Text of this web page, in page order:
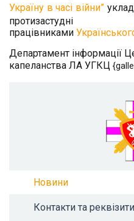
Україну в часі війни”
працівниками
Департамент інформації
капеланства ЛА УГКЦ
Новини
Контакти та реквізити